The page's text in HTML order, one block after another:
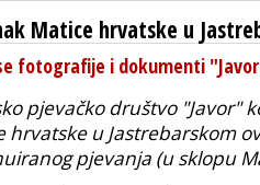
Matice hrvatske u
fotografije i dokumenti
pjevačko društvo "Javor"
hrvatske u Jastrebarskom
pjevanja (u sklopu